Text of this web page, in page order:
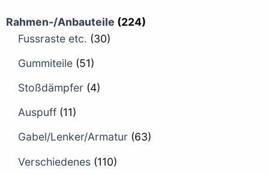
Rahmen-/Anbauteile (224)
Fussraste etc. (30)
Gummiteile (51)
Stoßdämpfer (4)
Auspuff (11)
Gabel/Lenker/Armatur (63)
Verschiedenes (110)